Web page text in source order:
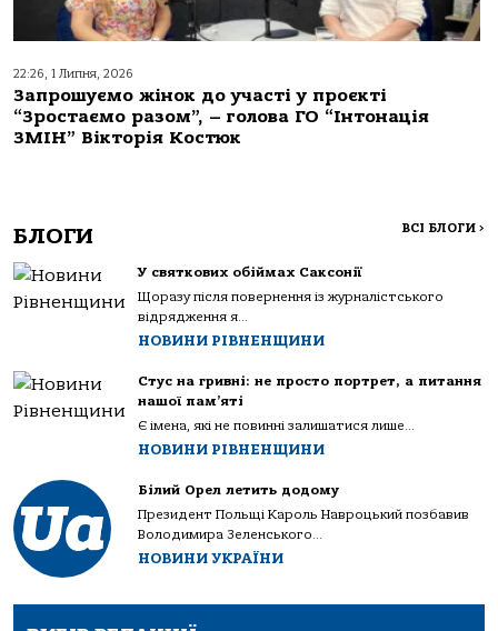
22:26, 1 Липня, 2026
Запрошуємо жінок до участі у проєкті
“Зростаємо разом”, – голова ГО “Інтонація
ЗМІН” Вікторія Костюк
БЛОГИ ВСІ БЛОГИ >
У святкових обіймах Саксонії
Щоразу після повернення із журналістського
відрядження я...
НОВИНИ РІВНЕНЩИНИ
Стус на гривні: не просто портрет, а питання
нашої пам’яті
Є імена, які не повинні залишатися лише...
НОВИНИ РІВНЕНЩИНИ
Білий Орел летить додому
Президент Польщі Кароль Навроцький позбавив
Володимира Зеленського...
НОВИНИ УКРАЇНИ